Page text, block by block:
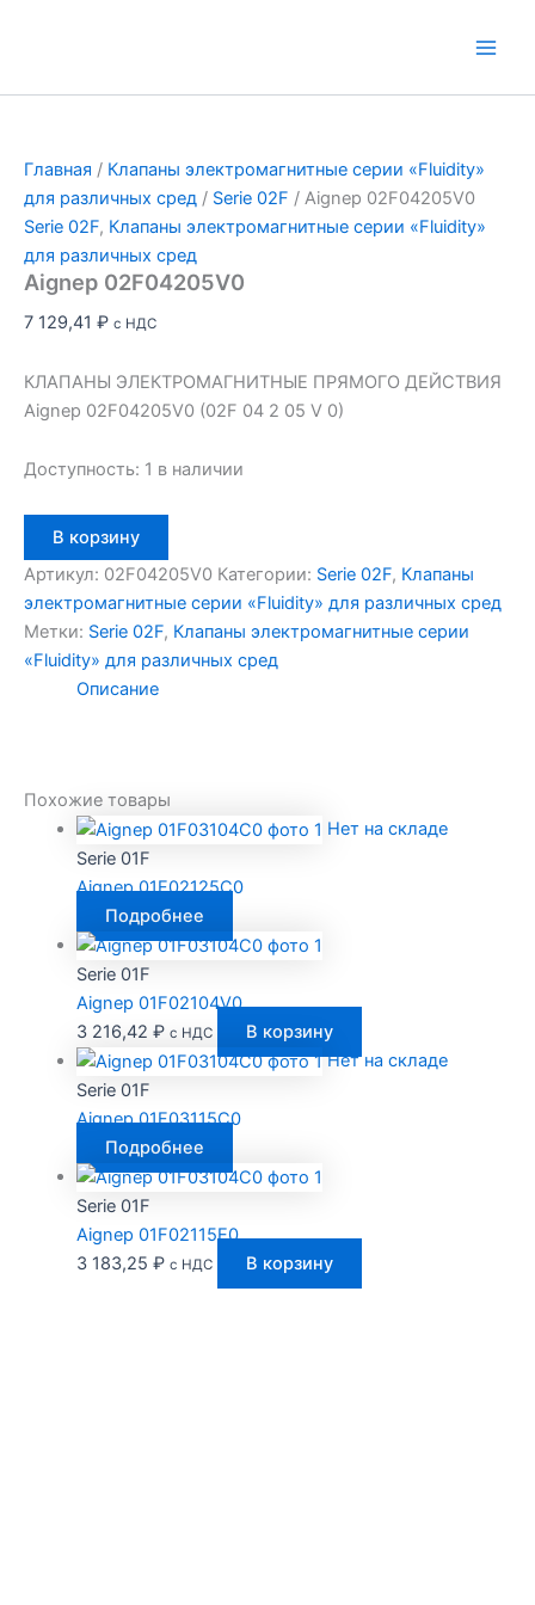
Главная / Клапаны электромагнитные серии «Fluidity»
для различных сред / Serie 02F / Aignep 02F04205V0
Serie 02F, Клапаны электромагнитные серии «Fluidity»
для различных сред
Aignep 02F04205V0
7 129,41 ₽ с НДС
КЛАПАНЫ ЭЛЕКТРОМАГНИТНЫЕ ПРЯМОГО ДЕЙСТВИЯ
Aignep 02F04205V0 (02F 04 2 05 V 0)
Доступность: 1 в наличии
товара
Aignep
02F04205V0
В корзину
Артикул: 02F04205V0 Категории: Serie 02F, Клапаны
электромагнитные серии «Fluidity» для различных сред
Метки: Serie 02F, Клапаны электромагнитные серии
«Fluidity» для различных сред
Описание
Похожие товары
Нет на складе
Serie 01F
Aignep 01F02125C0
Подробнее
Serie 01F
Aignep 01F02104V0
3 216,42 ₽ с НДС
В корзину
Нет на складе
Serie 01F
Aignep 01F03115C0
Подробнее
Serie 01F
Aignep 01F02115E0
3 183,25 ₽ с НДС В корзину